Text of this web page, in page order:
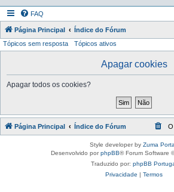
FAQ
Página Principal Índice do Fórum
Tópicos sem resposta Tópicos ativos
Apagar cookies
Apagar todos os cookies?
Página Principal Índice do Fórum
Style developer by Zuma
Desenvolvido porphpBB® Forum Software
Traduzido por: phpBB
Privacidade | Termos